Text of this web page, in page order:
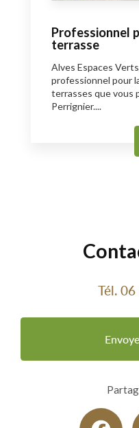
Professionnel
terrasse
Alves Espaces
professionnel pour
terrasses que vous
Perrignier....
Tél. 06